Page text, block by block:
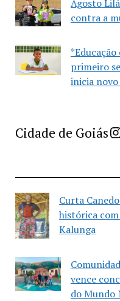
Agosto
contra a
*Educação
primeiro
inicia
Cidade de GoiásImprensa
Curta
histórica
Kalunga
vence
do Mundo